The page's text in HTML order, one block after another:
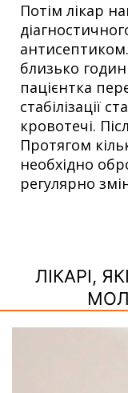
Потім лікар
близько
пацієнтка
стабілізації
кровотечі.
Протягом
необхідно
регулярно
ЛІКАРІ,